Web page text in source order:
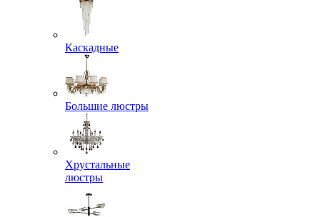
Каскадные
Большие люстры
Хрустальные
люстры